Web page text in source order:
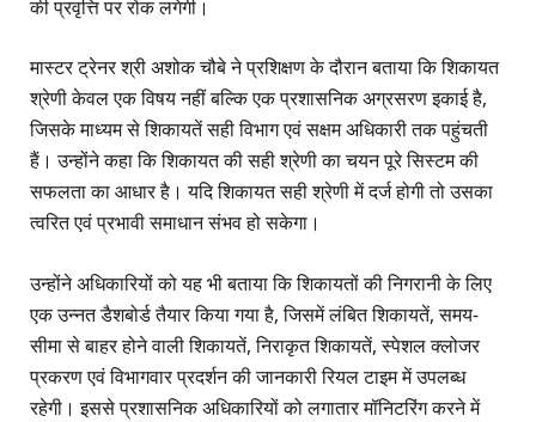
की प्रवृत्ति पर रोक लगेगी।
मास्टर ट्रेनर श्री अशोक चौबे ने प्रशिक्षण के दौरान बताया कि शिकायत
श्रेणी केवल एक विषय नहीं बल्कि एक प्रशासनिक अग्रसरण इकाई है,
जिसके माध्यम से शिकायतें सही विभाग एवं सक्षम अधिकारी तक पहुंचती
हैं। उन्होंने कहा कि शिकायत की सही श्रेणी का चयन पूरे सिस्टम की
सफलता का आधार है। यदि शिकायत सही श्रेणी में दर्ज होगी तो उसका
त्वरित एवं प्रभावी समाधान संभव हो सकेगा।
उन्होंने अधिकारियों को यह भी बताया कि शिकायतों की निगरानी के लिए
एक उन्नत डैशबोर्ड तैयार किया गया है, जिसमें लंबित शिकायतें, समय-
सीमा से बाहर होने वाली शिकायतें, निराकृत शिकायतें, स्पेशल क्लोजर
प्रकरण एवं विभागवार प्रदर्शन की जानकारी रियल टाइम में उपलब्ध
रहेगी। इससे प्रशासनिक अधिकारियों को लगातार मॉनिटरिंग करने में